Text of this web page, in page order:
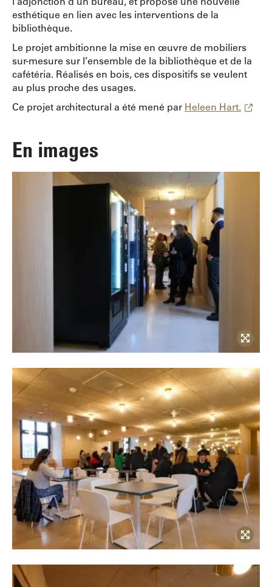
esthétique en lien avec les interventions de la
bibliothèque.
Le projet ambitionne la mise en œuvre de mobiliers
sur-mesure sur l’ensemble de la bibliothèque et de la
cafétéria. Réalisés en bois, ces dispositifs se veulent
au plus proche des usages.
Ce projet architectural a été mené par Heleen Hart.
En images